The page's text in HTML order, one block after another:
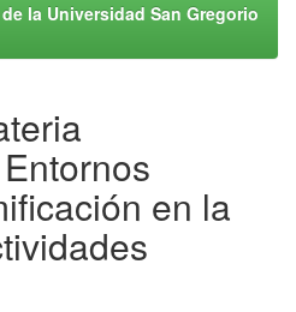
la Universidad San Gregorio
en la